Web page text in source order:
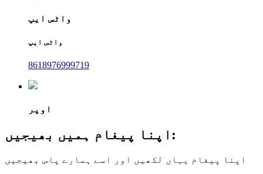
واٹس ایپ
واٹس ایپ
8618976999719
اوپر
اپنا پیغام ہمیں بھیجیں:
اپنا پیغام یہاں لکھیں اور اسے ہمارے پاس بھیجیں